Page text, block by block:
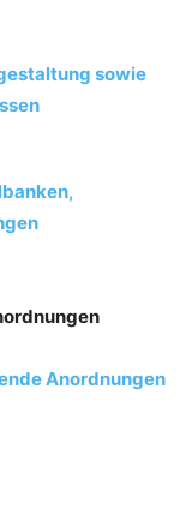
sowie
Anordnungen